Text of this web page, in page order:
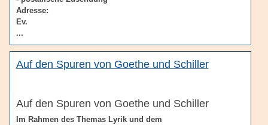
Adresse:
Ev.
...
Auf den Spuren von Goethe und Schiller
Auf den Spuren von Goethe und Schiller
Im Rahmen des Themas Lyrik und dem